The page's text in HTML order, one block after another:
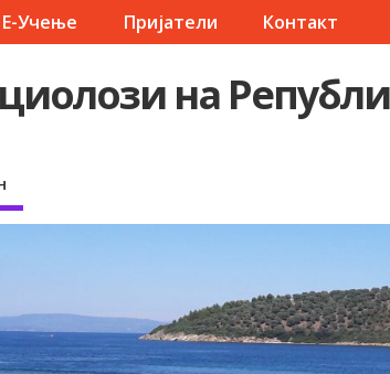
Е-Учење Пријатели Контакт
на